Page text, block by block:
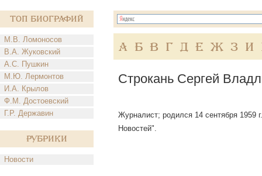
Топ Биографий
М.В. Ломоносов
В.А. Жуковский
А.С. Пушкин
М.Ю. Лермонтов
И.А. Крылов
Ф.М. Достоевский
Г.Р. Державин
Рубрики
Новости
А Б В Г Д Е Ж З И
Строкань Сергей
Журналист; родился 14 сентября 1959
Новостей".